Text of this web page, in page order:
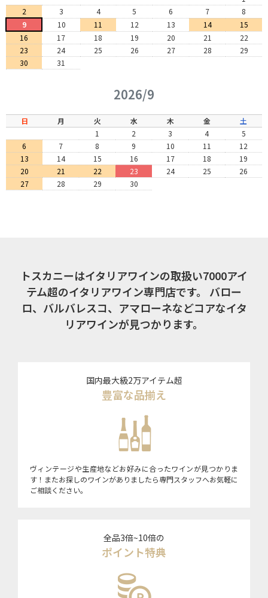
2
3 4 5 6 7
8
9
10 11 12 13 14
15
16
17 18 19 20 21
22
23
24 25 26 27 28
29
30
31
2026/9
日 月 火 水 木 金
土
1
2 3 4
5
6
7 8 9 10 11
12
13
14 15 16 17 18
19
20
21 22 23 24 25
26
27
28 29 30
トスカニーはイタリアワインの取扱い7000アイ
テム超のイタリアワイン専門店です。
バロー
ロ、バルバレスコ、アマローネなどコアなイタ
リアワインが見つかります。
国内最大級2万アイテム超
豊富な品揃え
ヴィンテージや生産地などお好みに合ったワインが見つかりま
す！またお探しのワインがありましたら専門スタッフへお気軽に
ご相談ください。
全品3倍~10倍の
ポイント特典